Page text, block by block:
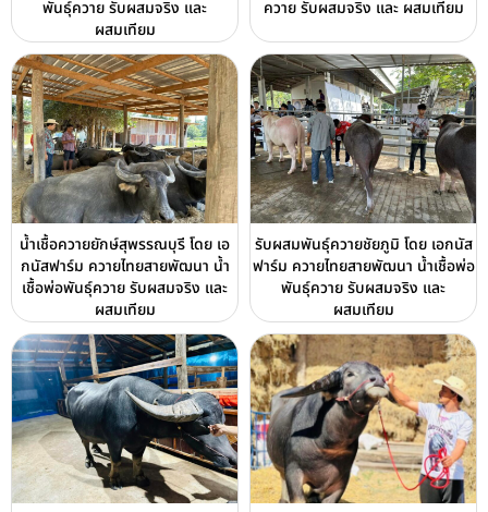
พันธุ์ควาย รับผสมจริง และ
ผสมเทียม
ควาย รับผสมจริง และ ผสมเทียม
น้ำเชื้อควายยักษ์สุพรรณบุรี โดย เอ
กนัสฟาร์ม ควายไทยสายพัฒนา น้ำ
เชื้อพ่อพันธุ์ควาย รับผสมจริง และ
ผสมเทียม
รับผสมพันธุ์ควายชัยภูมิ โดย เอกนัส
ฟาร์ม ควายไทยสายพัฒนา น้ำเชื้อพ่อ
พันธุ์ควาย รับผสมจริง และ
ผสมเทียม